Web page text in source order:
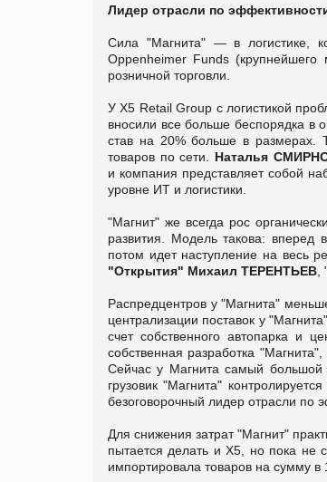
Лидер отрасли по
Сила "Магнита" — в логистике,
Oppenheimer Funds (крупнейшего
розничной торговли.
У Х5 Retail Group с логистикой
вносили все больше беспорядка в
став на 20% больше в размерах.
товаров по сети. Наталья
и компания представляет собой
уровне ИТ и логистики.
"Магнит" же всегда рос
развития. Модель такова: вперед
потом идет наступление на весь
"Открытия" Михаил ТЕРЕНТЬЕВ
Распредцентров у "Магнита"
централизации поставок у
счет собственного автопарка и
собственная разработка
Сейчас у Магнита самый большой
грузовик "Магнита"
безоговорочный лидер отрасли по
Для снижения затрат "Магнит"
пытается делать и Х5, но пока не
импортировала товаров на сумму